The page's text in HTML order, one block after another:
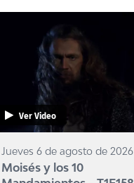
Ver Video
Jueves 6 de agosto de 2026
Moisés y los 10